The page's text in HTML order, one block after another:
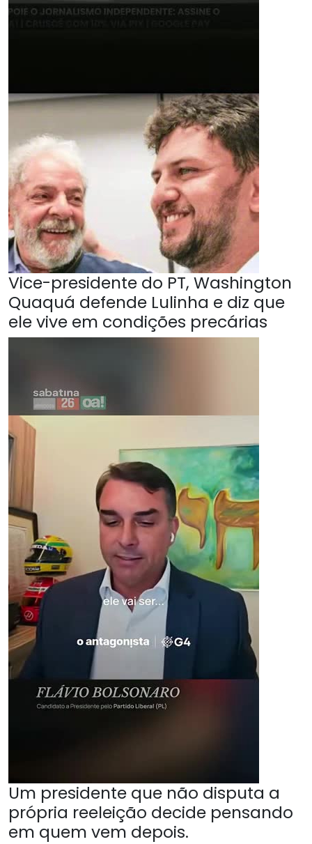
Vice-presidente do PT, Washington
Quaquá defende Lulinha e diz que
ele vive em condições precárias
Um presidente que não disputa a
própria reeleição decide pensando
em quem vem depois.